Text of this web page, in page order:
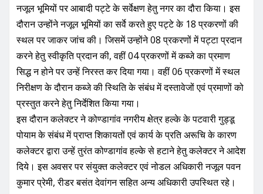
नजूल भूमियों पर आबादी पट्टे के सर्वेक्षण हेतु नगर का दौरा किया। इस
दौरान उन्होंने नजूल भूमियों का सर्वे करते हुए पट्टे के 18 प्रकरणों की
स्थल पर जाकर जांच की। जिसमें उन्होंने 08 प्रकरणों में पट्टा प्रदान
करने हेतु स्वीकृति प्रदान की, वहीं 04 प्रकरणों में कब्जे का प्रमाण
सिद्ध न होने पर उन्हें निरस्त कर दिया गया। वहीं 06 प्रकरणों में स्थल
निरीक्षण के दौरान कब्जे की स्थिति के संबंध में दस्तावेजों एवं प्रमाणों को
प्रस्तुत करने हेतु निर्देशित किया गया।
इस दौरान कलेक्टर ने कोण्डागांव नगरीय क्षेत्र हल्के के पटवारी गुड्डू
पोयाम के संबंध में प्राप्त शिकायतों एवं कार्य के प्रति अरूचि के कारण
कलेक्टर द्वारा उन्हें तुरंत कोण्डागांव हल्के से हटाने हेतु कलेक्टर ने आदेश
दिये। इस अवसर पर संयुक्त कलेक्टर एवं नोडल अधिकारी नजूल पवन
कुमार प्रेमी, रीडर बसंत देवांगन सहित अन्य अधिकारी उपस्थित रहे।